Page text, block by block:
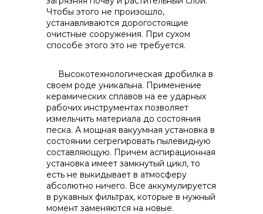
Чтобы этого не произошло,
устанавливаются дорогостоящие
очистные сооружения. При сухом
способе этого это не требуется.
Высокотехнологическая дробилка в
своем роде уникальна. Применение
керамических сплавов на ее ударных
рабочих инструментах позволяет
измельчить материала до состояния
песка. А мощная вакуумная установка в
состоянии сегрегировать пылевидную
составляющую. Причем аспирационная
установка имеет замкнутый цикл, то
есть не выкидывает в атмосферу
абсолютно ничего. Все аккумулируется
в рукавных фильтрах, которые в нужный
момент заменяются на новые.